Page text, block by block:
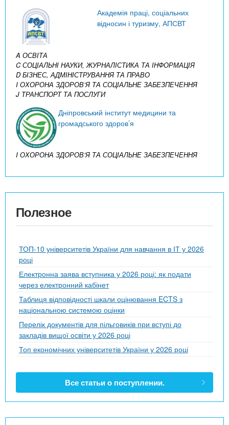
Академія праці, соціальних
відносин і туризму, АПСВТ
A ОСВІТА
C СОЦІАЛЬНІ НАУКИ, ЖУРНАЛІСТИКА ТА ІНФОРМАЦІЯ
D БІЗНЕС, АДМІНІСТРУВАННЯ ТА ПРАВО
I ОХОРОНА ЗДОРОВ’Я ТА СОЦІАЛЬНЕ ЗАБЕЗПЕЧЕННЯ
J ТРАНСПОРТ ТА ПОСЛУГИ
Дніпровський інститут медицини та
громадського здоров’я
I ОХОРОНА ЗДОРОВ’Я ТА СОЦІАЛЬНЕ ЗАБЕЗПЕЧЕННЯ
Полезное
ТОП-10 університетів України для навчання в ІТ у 2026
році
Електронна заява вступника у 2026 році: як подати
через електронний кабінет
Таблиця відповідності шкали оцінювання ECTS з
національною системою оцінки
Перелік документів для пільговиків при вступі до
закладів вищої освіти у 2026 році
Топ економічних університетів України у 2026 році
Все статьи о поступлении.